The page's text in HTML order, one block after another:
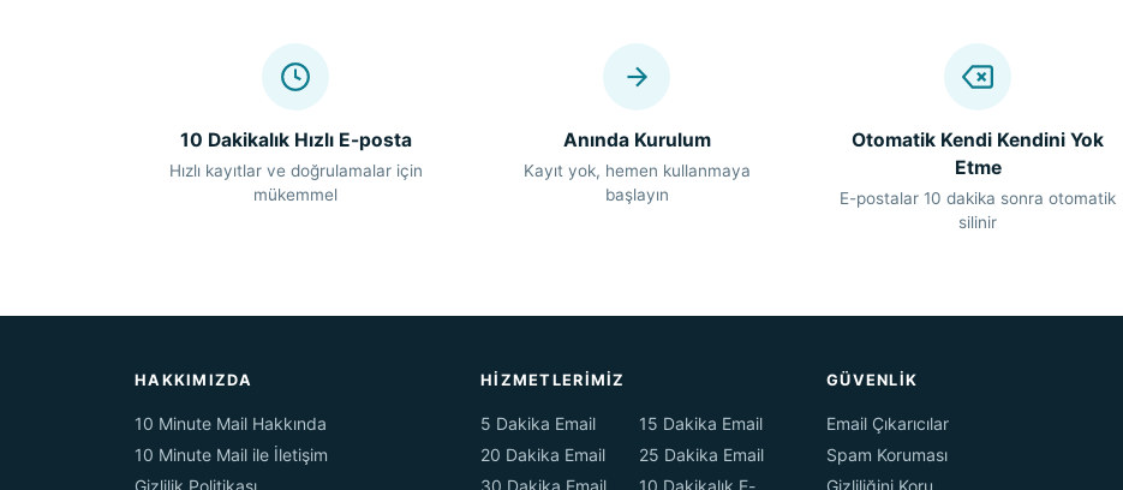
10 Dakikalık Hızlı E-posta
Hızlı kayıtlar ve doğrulamalar için
mükemmel
Anında Kurulum
Kayıt yok, hemen kullanmaya
başlayın
Otomatik Kendi Kendini Yok
Etme
E-postalar 10 dakika sonra otomatik
silinir
HAKKIMIZDA
10 Minute Mail Hakkında
10 Minute Mail ile İletişim
HIZMETLERIMIZ
5 Dakika Email
15 Dakika Email
20 Dakika Email
25 Dakika Email
GÜVENLIK
Email Çıkarıcılar
Spam Koruması